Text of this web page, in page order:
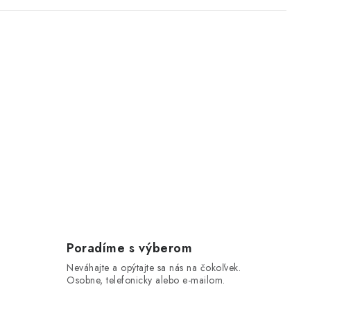
Poradíme s výberom
Neváhajte a opýtajte sa nás na čokoľvek.
Osobne, telefonicky alebo e-mailom.